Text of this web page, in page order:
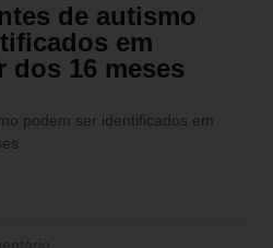
de autismo
em
dos 16 meses
podem ser identificados em